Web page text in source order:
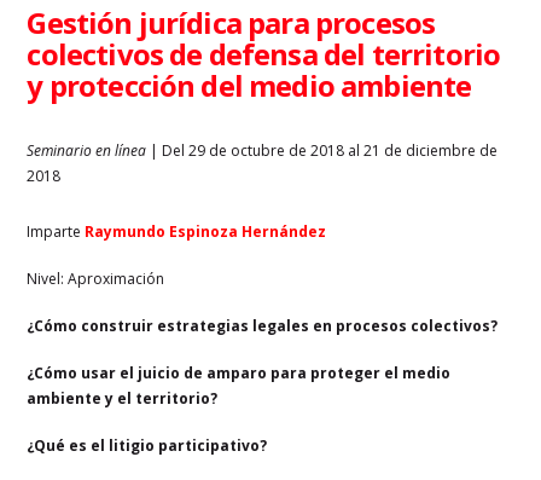
Gestión jurídica para procesos
colectivos de defensa del territorio
y protección del medio ambiente
Seminario en línea | Del 29 de octubre de 2018 al 21 de diciembre de
2018
Imparte Raymundo Espinoza Hernández
Nivel: Aproximación
¿Cómo construir estrategias legales en procesos colectivos?
¿Cómo usar el juicio de amparo para proteger el medio
ambiente y el territorio?
¿Qué es el litigio participativo?